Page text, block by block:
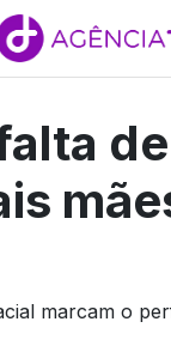
marcam o